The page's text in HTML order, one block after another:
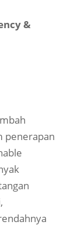
&
penerapan